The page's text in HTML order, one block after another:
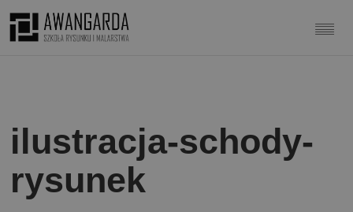
ilustracja-schody-
rysunek